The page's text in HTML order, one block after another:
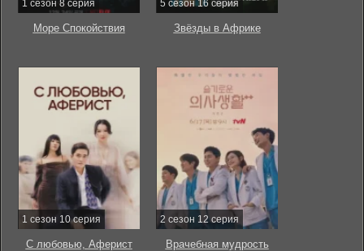
1 сезон 8 серия
Море Спокойствия
5 сезон 16 серия
Звёзды в Африке
1 сезон 10 серия
С любовью, Аферист
2 сезон 12 серия
Врачебная мудрость